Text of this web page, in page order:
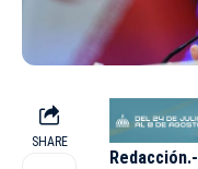
SHARE
Redacción.-